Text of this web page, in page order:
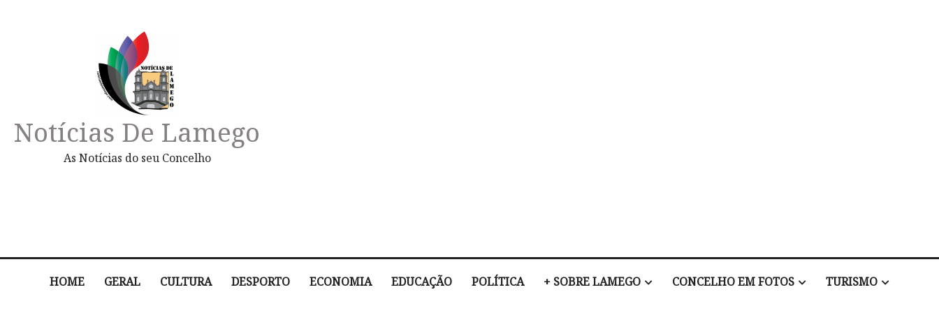
Notícias De Lamego
As Notícias do seu Concelho
HOME GERAL CULTURA DESPORTO ECONOMIA EDUCAÇÃO POLÍTICA + SOBRE LAMEGO CONCELHO EM FOTOS TURISMO